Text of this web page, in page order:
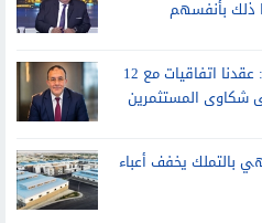
والغربية: لست
ذلك بأنفسهم
مساعد وزير الصناعة للتحول الرقمي: عقدنا اتفاقيات مع 12
شكاوى المستثمرين